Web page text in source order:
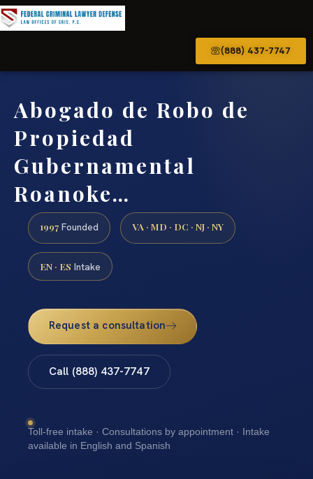
(888) 437-7747
Abogado de Robo de
Propiedad
Gubernamental
Roanoke…
1997 Founded VA · MD · DC · NJ · NY
EN · ES Intake
Request a consultation
Call (888) 437-7747
Toll-free intake · Consultations by appointment · Intake
available in English and Spanish